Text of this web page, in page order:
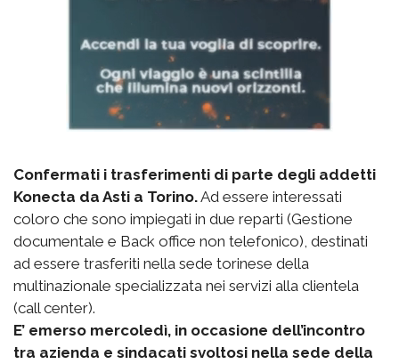
Confermati i trasferimenti di parte degli addetti
Konecta da Asti a Torino.Ad essere interessati
coloro che sono impiegati in due reparti (Gestione
documentale e Back office non telefonico), destinati
ad essere trasferiti nella sede torinese della
multinazionale specializzata nei servizi alla clientela
(call center).
E’ emerso mercoledì, in occasione dell’incontro
tra azienda e sindacati svoltosi nella sede della